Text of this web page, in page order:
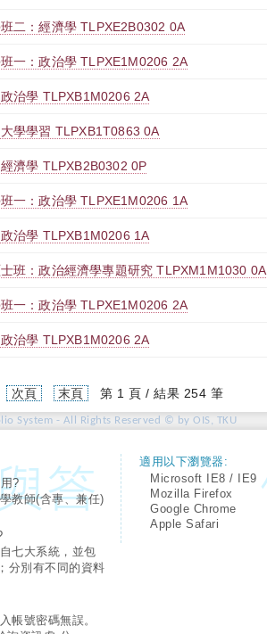
二：經濟學 TLPXE2B0302 0A
一：政治學 TLPXE1M0206 2A
治學 TLPXB1M0206 2A
學學習 TLPXB1T0863 0A
濟學 TLPXB2B0302 0P
一：政治學 TLPXE1M0206 1A
治學 TLPXB1M0206 1A
班：政治經濟學專題研究 TLPXM1M1030 0A
一：政治學 TLPXE1M0206 2A
治學 TLPXB1M0206 2A
次頁 末頁 第 1 頁 / 結果 254 筆
System - All Rights Reserved © by OIS, TKU
?
教師(含專、兼任)
七大系統，並包
分別有不同的資料
帳號密碼無誤。
適用以下瀏覽器:
Microsoft IE8 / IE9
Mozilla Firefox
Google Chrome
Apple Safari